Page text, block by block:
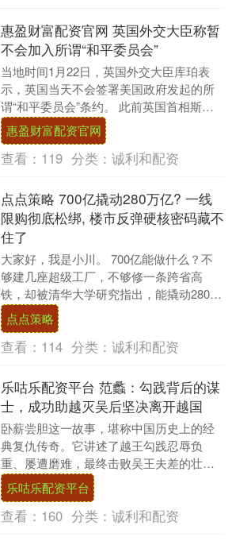
惠盈财富配资官网 英国外交大臣称暂
不会加入所谓“和平委员会”
当地时间1月22日，英国外交大臣库珀表
示，英国当天不会签署美国政府发起的所
谓“和平委员会”条约。 此前英国首相斯塔
默表示，其不会参加所谓的“和平委员会”。
美国....
惠盈财富配资官网
查看： 119 分类： 诚利和配资
点点策略 700亿撬动280万亿? 一线
限购彻底松绑, 楼市反弹硬核密码藏不
住了
大家好，我是小川。 700亿能做什么？不
够建几座超级工厂，不够修一条跨省高
铁，却被清华大学研究指出，能撬动280万
亿居民房地产资产。 这就像用一颗石子激
起整片海....
点点策略
查看： 114 分类： 诚利和配资
乐咕乐配资平台 范蠡：勾践背后的谋
士，成功助越灭吴后坚决离开越国
卧薪尝胆这一故事，堪称中国历史上的经
典复仇传奇。它讲述了越王勾践忍辱负
重、屡遭磨难，最终击败吴王夫差的壮丽
篇章。千百年来，世人无不称赞勾践的隐
忍、智慧与远见。然....
乐咕乐配资平台
查看： 160 分类： 诚利和配资